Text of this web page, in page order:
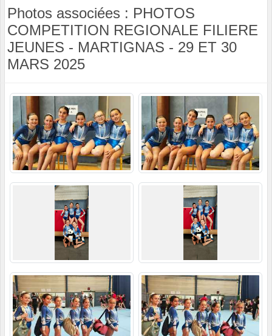
Photos associées : PHOTOS
COMPETITION REGIONALE FILIERE
JEUNES - MARTIGNAS - 29 ET 30
MARS 2025